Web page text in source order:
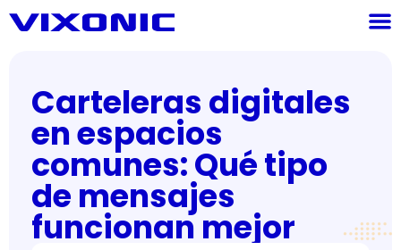
Carteleras digitales
en espacios
comunes: Qué tipo
de mensajes
funcionan mejor